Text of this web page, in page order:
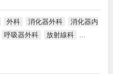
外科 消化器外科
消化器内
呼吸器外科 放射線科